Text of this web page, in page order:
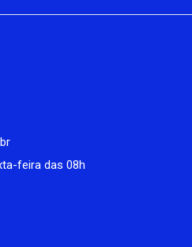
feira das 08h